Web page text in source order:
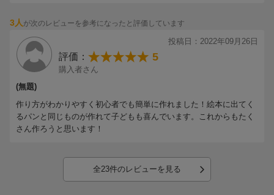
3人 が次のレビューを参考になったと評価しています
投稿日：2022年09月26日
評価： 5
購入者さん
(無題)
作り方がわかりやすく初心者でも簡単に作れました！絵本に出てく
るパンと同じものが作れて子どもも喜んでいます。これからもたく
さん作ろうと思います！
全23件のレビューを見る